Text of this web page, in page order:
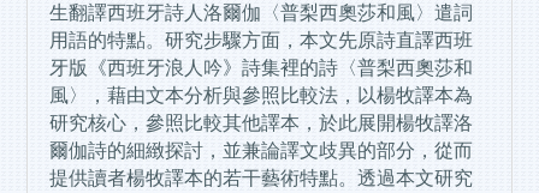
生翻譯西班牙詩人洛爾伽〈普梨西奧莎和風〉遣詞
用語的特點。研究步驟方面，本文先原詩直譯西班
牙版《西班牙浪人吟》詩集裡的詩〈普梨西奧莎和
風〉，藉由文本分析與參照比較法，以楊牧譯本為
研究核心，參照比較其他譯本，於此展開楊牧譯洛
爾伽詩的細緻探討，並兼論譯文歧異的部分，從而
提供讀者楊牧譯本的若干藝術特點。透過本文研究